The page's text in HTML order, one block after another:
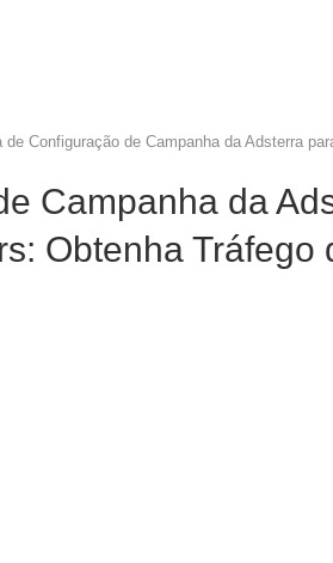
de Configuração de Campanha da Adsterra
Campanha da
Obtenha Tráfego